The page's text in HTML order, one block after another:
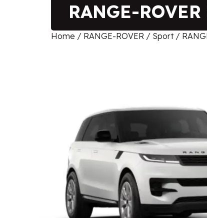
RANGE-
Home / RANGE-ROVER / Sport/